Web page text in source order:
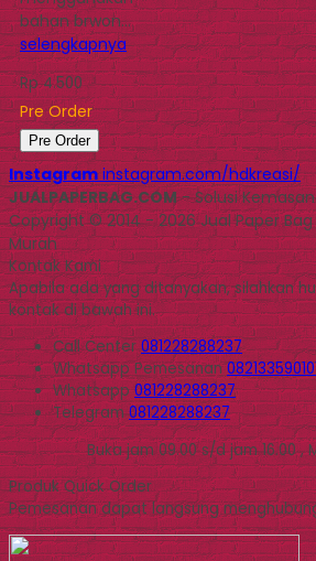
bahan brwon…
selengkapnya
Rp 4.500
Pre Order
Pre Order
Instagram instagram.com/hdkreasi/
JUALPAPERBAG.COM- Solusi
Copyright © 2014 - 2026 Jual Paper
Murah
Kontak Kami
Apabila ada yang ditanyakan, silahkan
kontak di bawah ini.
Call Center081228288237
WhatsappPemesanan
Whatsapp081228288237
Telegram081228288237
Buka jam 09.00 s/d jam 16.00 ,
Produk Quick Order
Pemesanan dapat langsung